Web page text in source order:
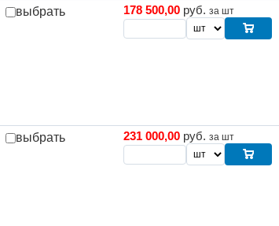
выбрать 178 500,00 руб. за шт
выбрать 231 000,00 руб. за шт